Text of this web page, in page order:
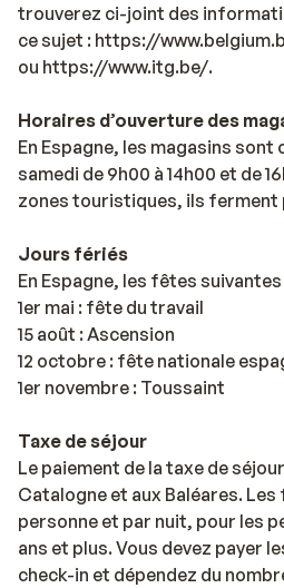
trouverez ci-joint des
ce sujet : https://
ou https://www.itg.be/.
Horaires d’ouverture des
En Espagne, les magasins sont
samedi de 9h00 à 14h00 et de
zones touristiques, ils ferment
Jours fériés
En Espagne, les fêtes
1er mai : fête du travail
15 août : Ascension
12 octobre : fête nationale
1er novembre : Toussaint
Taxe de séjour
Le paiement de la taxe de
Catalogne et aux Baléares.
personne et par nuit, pour les
ans et plus. Vous devez payer
check-in et dépendez du